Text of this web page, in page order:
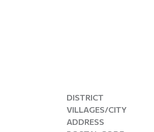
DISTRICT
VILLAGES/CITY
ADDRESS